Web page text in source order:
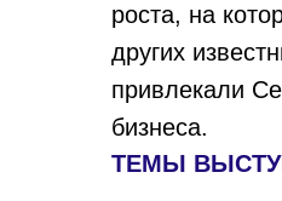
роста, на
других
привлекали
бизнеса.
ТЕМЫ